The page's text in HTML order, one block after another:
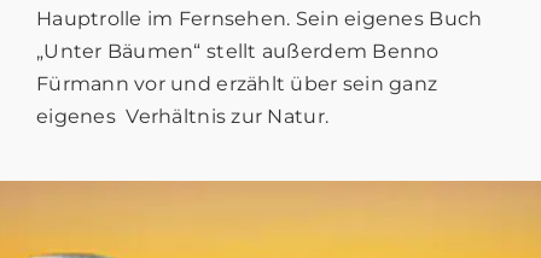
Hauptrolle im Fernsehen. Sein eigenes Buch
„Unter Bäumen“ stellt außerdem Benno
Fürmann vor und erzählt über sein ganz
eigenes Verhältnis zur Natur.